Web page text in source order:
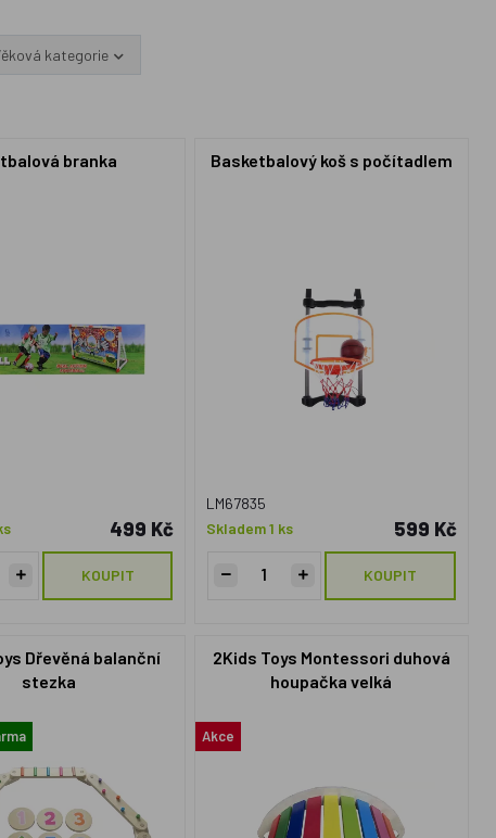
kategorie
branka
499 Kč
KOUPIT
Basketbalový koš s počítadlem
LM67835
Skladem 1 ks
599 Kč
KOUPIT
Dřevěná balanční
stezka
2Kids Toys Montessori duhová
houpačka velká
Akce